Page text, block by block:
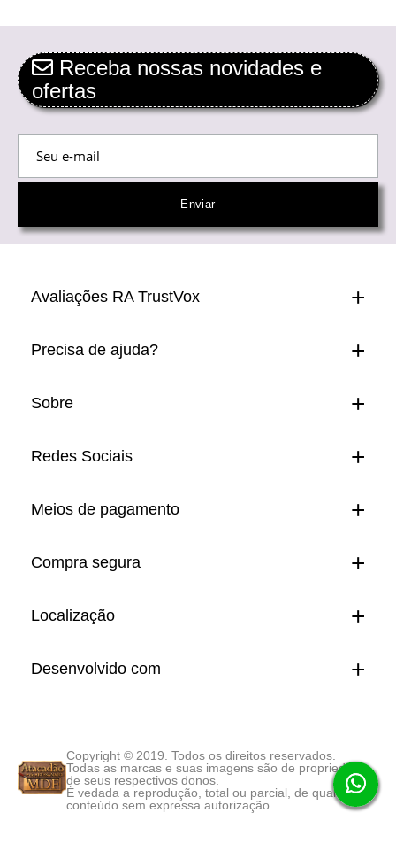
Receba nossas novidades e
ofertas
Avaliações RA TrustVox
Precisa de ajuda?
Sobre
Redes Sociais
Meios de pagamento
Compra segura
Localização
Desenvolvido com
Copyright © 2019. Todos os direitos reservados.
Todas as marcas e suas imagens são de propriedade
de seus respectivos donos.
É vedada a reprodução, total ou parcial, de qualquer
conteúdo sem expressa autorização.